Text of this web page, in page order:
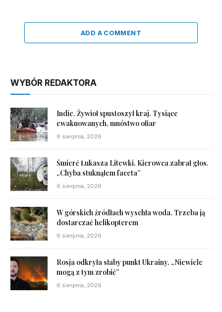
ADD A COMMENT
WYBÓR REDAKTORA
Indie. Żywioł spustoszył kraj. Tysiące
ewakuowanych, mnóstwo ofiar
6 sierpnia, 2026
Śmierć Łukasza Litewki. Kierowca zabrał głos.
„Chyba stuknąłem faceta”
6 sierpnia, 2026
W górskich źródłach wyschła woda. Trzeba ją
dostarczać helikopterem
6 sierpnia, 2026
Rosja odkryła słaby punkt Ukrainy. „Niewiele
mogą z tym zrobić”
6 sierpnia, 2026